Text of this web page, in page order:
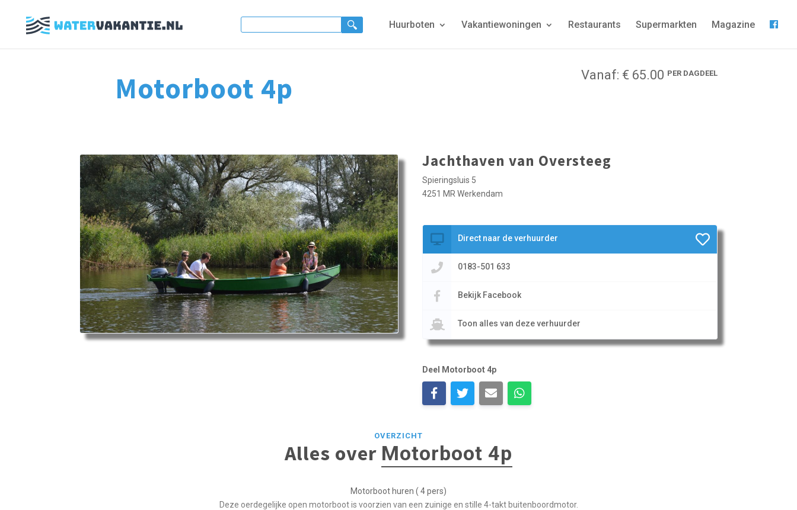
Huurboten Vakantiewoningen Restaurants Supermarkten Magazine
Motorboot 4p Vanaf: € 65.00 PER DAGDEEL
Jachthaven van Oversteeg
Spieringsluis 5
4251 MR Werkendam
Direct naar de verhuurder
0183-501 633
Bekijk Facebook
Toon alles van deze verhuurder
Deel Motorboot 4p
OVERZICHT
Alles over Motorboot 4p
Motorboot huren ( 4 pers)
Deze oerdegelijke open motorboot is voorzien van een zuinige en stille 4-takt buitenboordmotor.